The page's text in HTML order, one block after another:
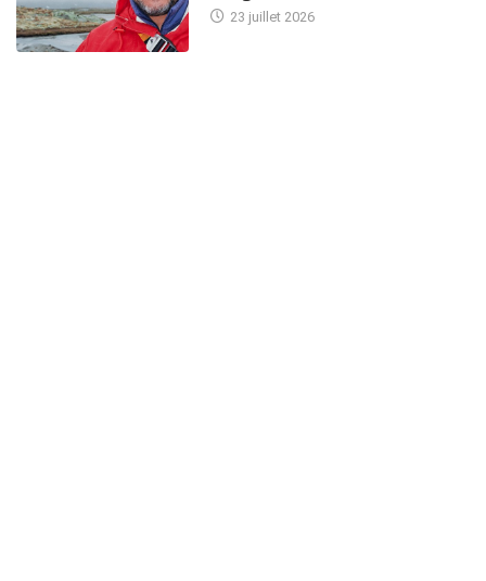
23 juillet 2026